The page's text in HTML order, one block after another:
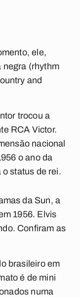
ele,
negra (rhythm
and
trocou a
RCA Victor.
nacional
o ano da
status de rei.
da Sun, a
1956. Elvis
Confiram as
brasileiro em
é de mini
numa